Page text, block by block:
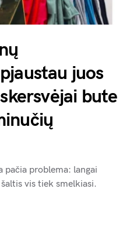
juos
bute
pačia problema: langai
vis tiek smelkiasi.